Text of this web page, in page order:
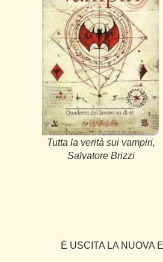
Tutta la verità sui vampiri,
Salvatore Brizzi
È USCITA LA NUOVA